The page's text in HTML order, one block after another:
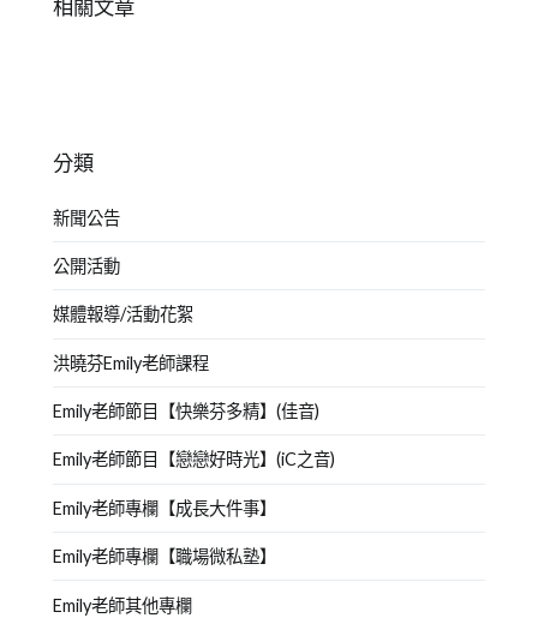
相關文章
分類
新聞公告
公開活動
媒體報導/活動花絮
洪曉芬Emily老師課程
Emily老師節目【快樂芬多精】(佳音)
Emily老師節目【戀戀好時光】(iC之音)
Emily老師專欄【成長大件事】
Emily老師專欄【職場微私塾】
Emily老師其他專欄